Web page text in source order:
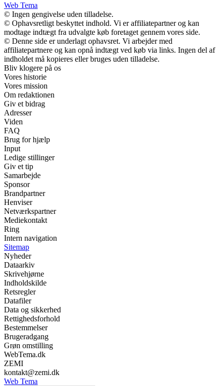
Web Tema
© Ingen gengivelse uden tilladelse.
© Ophavsretligt beskyttet indhold. Vi er affiliatepartner og kan
modtage indtægt fra udvalgte køb foretaget gennem vores side.
© Denne side er underlagt ophavsret. Vi arbejder med
affiliatepartnere og kan opnå indtægt ved køb via links. Ingen del af
indholdet må kopieres eller bruges uden tilladelse.
Bliv klogere på os
Vores historie
Vores mission
Om redaktionen
Giv et bidrag
Adresser
Viden
FAQ
Brug for hjælp
Input
Ledige stillinger
Giv et tip
Samarbejde
Sponsor
Brandpartner
Henviser
Netværkspartner
Mediekontakt
Ring
Intern navigation
Sitemap
Nyheder
Dataarkiv
Skrivehjørne
Indholdskilde
Retsregler
Datafiler
Data og sikkerhed
Rettighedsforhold
Bestemmelser
Brugeradgang
Grøn omstilling
WebTema.dk
ZEMI
kontakt@zemi.dk
Web Tema